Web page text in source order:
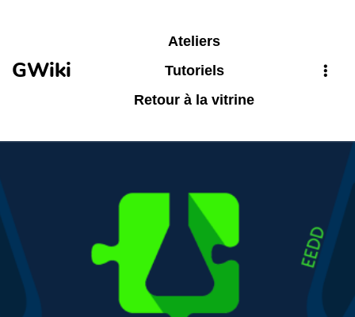
GWiki
Ateliers
Tutoriels
Retour à la vitrine